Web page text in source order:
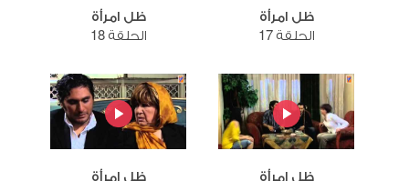
ظل امرأة
الحلقة 17
ظل امرأة
الحلقة 18
ظل امرأة ظل امرأة